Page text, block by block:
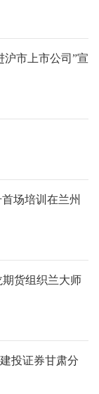
市上市公司”宣
场培训在兰州
货组织兰大师
投证券甘肃分